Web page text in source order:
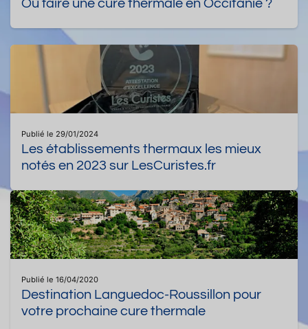
Où faire une cure thermale en Occitanie ?
Publié le 29/01/2024
Les établissements thermaux les mieux
notés en 2023 sur LesCuristes.fr
Publié le 16/04/2020
Destination Languedoc-Roussillon pour
votre prochaine cure thermale